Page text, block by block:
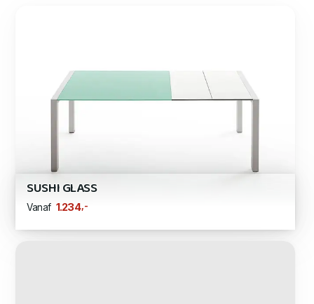
SUSHI GLASS
Vanaf 1.234,-